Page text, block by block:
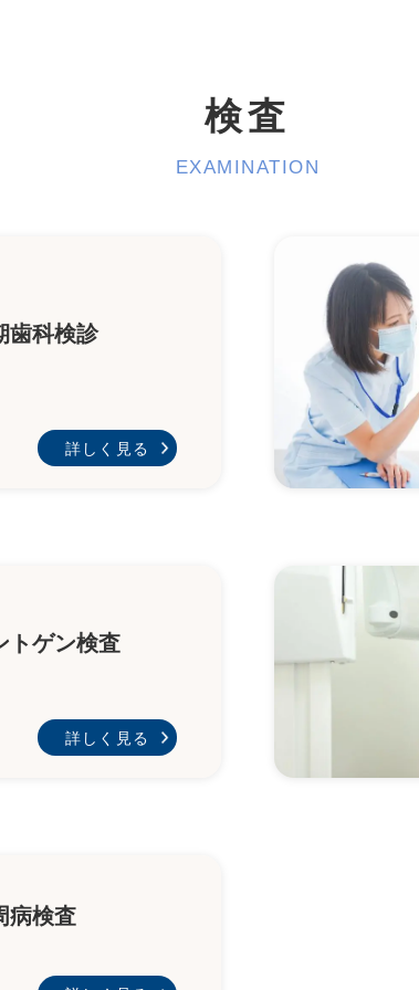
検査
EXAMINATION
歯科検診
詳しく見る
トゲン検査
詳しく見る
病検査